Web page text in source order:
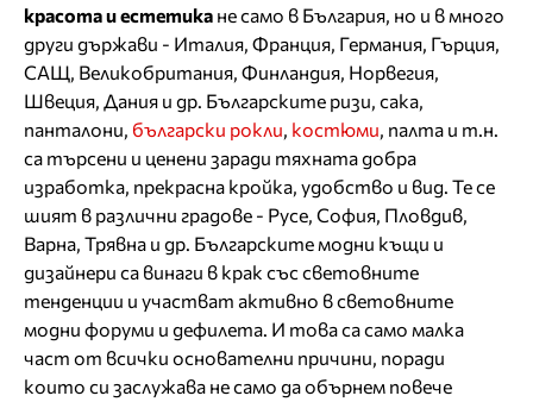
красота и естетика не само в България, но и в много
други държави - Италия, Франция, Германия, Гърция,
САЩ, Великобритания, Финландия, Норвегия,
Швеция, Дания и др. Българските ризи, сака,
панталони, български рокли, костюми, палта и т.н.
са търсени и ценени заради тяхната добра
изработка, прекрасна кройка, удобство и вид. Те се
шият в различни градове - Русе, София, Пловдив,
Варна, Трявна и др. Българските модни къщи и
дизайнери са винаги в крак със световните
тенденции и участват активно в световните
модни форуми и дефилета. И това са само малка
част от всички основателни причини, поради
които си заслужава не само да обърнем повече